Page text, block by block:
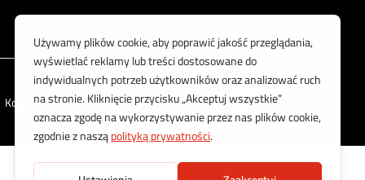
Korzystamy z bezpiecznych płatności